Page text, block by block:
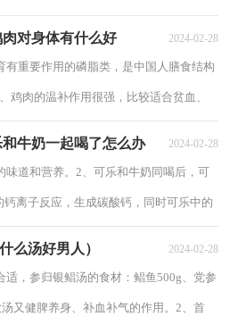
对身体有什么好 2024-02-28
重要作用的磷脂类，是中国人膳食结构
鸡肉的温补作用很强，比较适合贫血、
牛奶一起喝了怎么办 2024-02-28
道和营养。2、可乐和牛奶同喝后，可
离子反应，生成碳酸钙，同时可乐中的
么汤好男人） 2024-02-28
，参归银鲳汤的食材：鲳鱼500g、党参
又健脾养身、补血补气的作用。2、首